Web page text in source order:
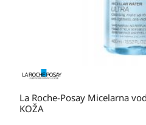
La Roche-Posay Micelarna
KOŽA